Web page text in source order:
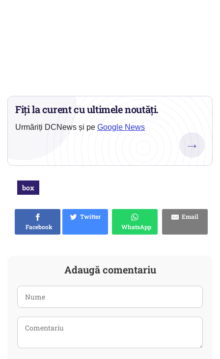
Fiți la curent cu ultimele noutăți.
Urmăriți DCNews și pe Google News
→
box
Facebook
Twitter
WhatsApp
Email
Adaugă comentariu